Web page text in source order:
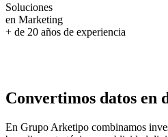
Soluciones
en Marketing
+ de 20 años de experiencia
Convertimos datos en
En Grupo Arketipo combinamos